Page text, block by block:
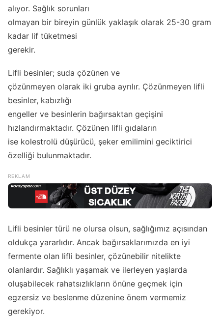
alıyor. Sağlık sorunları
olmayan bir bireyin günlük yaklaşık olarak 25-30 gram
kadar lif tüketmesi
gerekir.
Lifli besinler; suda çözünen ve
çözünmeyen olarak iki gruba ayrılır. Çözünmeyen lifli
besinler, kabızlığı
engeller ve besinlerin bağırsaktan geçişini
hızlandırmaktadır. Çözünen lifli gıdaların
ise kolestrolü düşürücü, şeker emilimini geciktirici
özelliği bulunmaktadır.
Lifli besinler türü ne olursa olsun, sağlığımız açısından
oldukça yararlıdır. Ancak bağırsaklarımızda en iyi
fermente olan lifli besinler, çözünebilir nitelikte
olanlardır. Sağlıklı yaşamak ve ilerleyen yaşlarda
oluşabilecek rahatsızlıkların önüne geçmek için
egzersiz ve beslenme düzenine önem vermemiz
gerekiyor.